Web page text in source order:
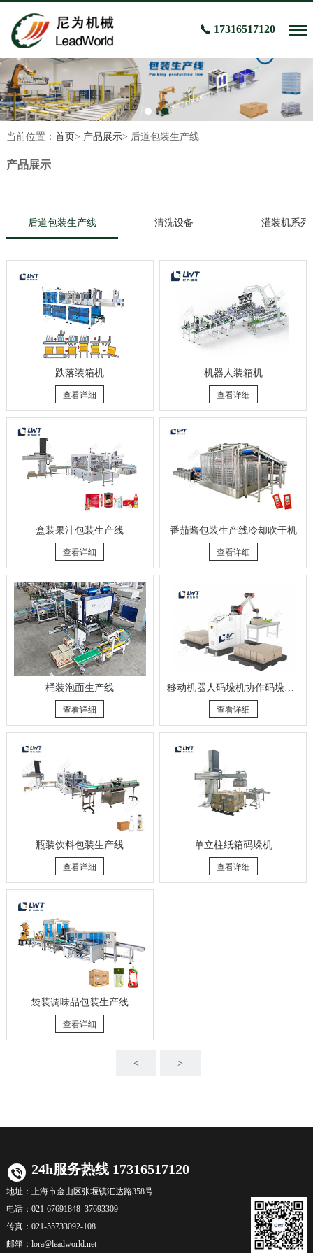
17316517120
当前位置： 首页> 产品展示> 后道包装生产线
产品展示
后道包装生产线 清洗设备 灌装机系列
跌落装箱机
查看详细
机器人装箱机
查看详细
盒装果汁包装生产线
查看详细
番茄酱包装生产线冷却吹干机
查看详细
桶装泡面生产线
查看详细 查看详细
瓶装饮料包装生产线
查看详细
单立柱纸箱码垛机
查看详细
袋装调味品包装生产线
查看详细
< >
24h服务热线 17316517120
地址： 上海市金山区张堰镇汇达路358号
电话： 021-67691848 37693309
传真： 021-55733092-108
邮箱： lora@leadworld.net